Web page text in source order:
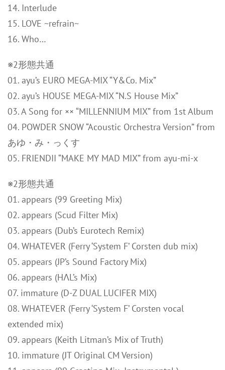
14. Interlude
15. LOVE ~refrain~
16. Who…
※2形態共通
01. ayu’s EURO MEGA-MIX “Y&Co. Mix”
02. ayu’s HOUSE MEGA-MIX “N.S House Mix”
03. A Song for ×× “MILLENNIUM MIX” from 1st Album
04. POWDER SNOW “Acoustic Orchestra Version” from
あゆ・み・っくす
05. FRIENDII “MAKE MY MAD MIX” from ayu-mi-x
※2形態共通
01. appears (99 Greeting Mix)
02. appears (Scud Filter Mix)
03. appears (Dub’s Eurotech Remix)
04. WHATEVER (Ferry ‘System F’ Corsten dub mix)
05. appears (JP’s Sound Factory Mix)
06. appears (HΛL’s Mix)
07. immature (D-Z DUAL LUCIFER MIX)
08. WHATEVER (Ferry ‘System F’ Corsten vocal
extended mix)
09. appears (Keith Litman’s Mix of Truth)
10. immature (JT Original CM Version)